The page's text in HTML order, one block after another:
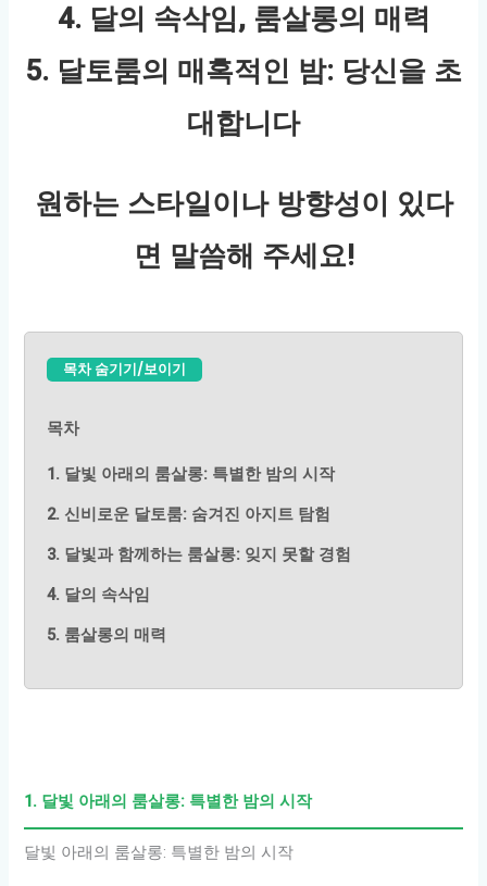
4. 달의 속삭임, 룸살롱의 매력
5. 달토룸의 매혹적인 밤: 당신을 초
대합니다
원하는 스타일이나 방향성이 있다
면 말씀해 주세요!
목차 숨기기/보이기
목차
1. 달빛 아래의 룸살롱: 특별한 밤의 시작
2. 신비로운 달토룸: 숨겨진 아지트 탐험
3. 달빛과 함께하는 룸살롱: 잊지 못할 경험
4. 달의 속삭임
5. 룸살롱의 매력
1. 달빛 아래의 룸살롱: 특별한 밤의 시작
달빛 아래의 룸살롱: 특별한 밤의 시작